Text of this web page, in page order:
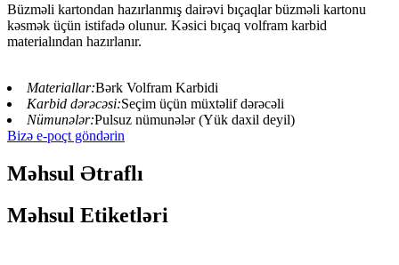
Büzməli kartondan hazırlanmış dairəvi bıçaqlar büzməli kartonu
kəsmək üçün istifadə olunur. Kəsici bıçaq volfram karbid
materialından hazırlanır.
Materiallar:Bərk Volfram Karbidi
Karbid dərəcəsi:Seçim üçün müxtəlif dərəcəli
Nümunələr:Pulsuz nümunələr (Yük daxil deyil)
Bizə e-poçt göndərin
Məhsul Ətraflı
Məhsul Etiketləri